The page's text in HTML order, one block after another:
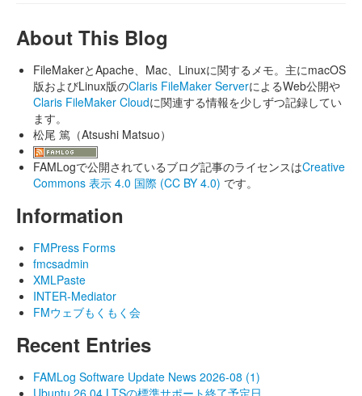
About This Blog
FileMakerとApache、Mac、Linuxに関するメモ。主にmacOS
版およびLinux版のClaris FileMaker ServerによるWeb公開や
Claris FileMaker Cloudに関連する情報を少しずつ記録してい
ます。
松尾 篤（Atsushi Matsuo）
FAMLogで公開されているブログ記事のライセンスはCreative
Commons 表示 4.0 国際 (CC BY 4.0) です。
Information
FMPress Forms
fmcsadmin
XMLPaste
INTER-Mediator
FMウェブもくもく会
Recent Entries
FAMLog Software Update News 2026-08 (1)
Ubuntu 26.04 LTSの標準サポート終了予定日